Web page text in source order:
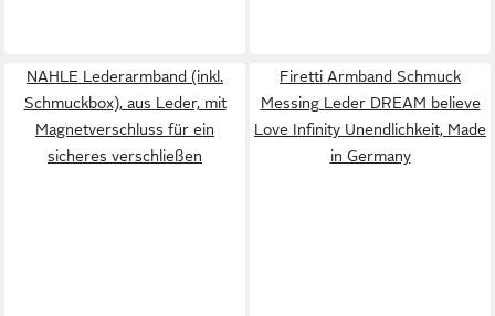
NAHLE Lederarmband (inkl.
Schmuckbox), aus Leder, mit
Magnetverschluss für ein
sicheres verschließen
Firetti Armband Schmuck
Messing Leder DREAM believe
Love Infinity Unendlichkeit, Made
in Germany